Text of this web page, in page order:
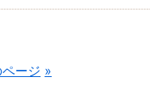
ージ »